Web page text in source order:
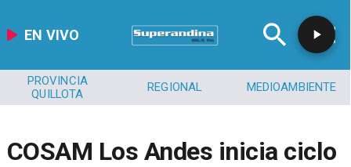
EN VIVO
PROVINCIA
QUILLOTA
REGIONAL MEDIOAMBIENTE
COSAM Los Andes inicia ciclo